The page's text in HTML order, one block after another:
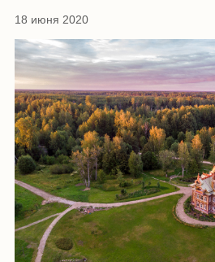
18 июня 2020